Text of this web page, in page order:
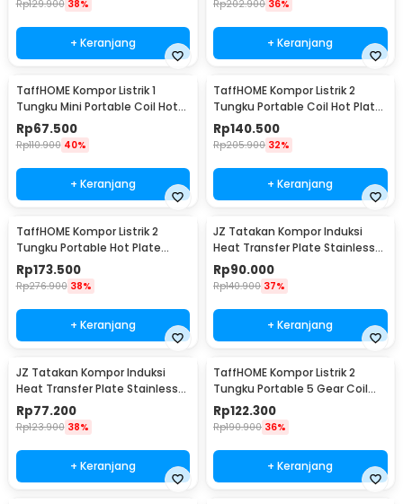
Rp129.900 38%
+ Keranjang
Rp202.900 36%
+ Keranjang
TaffHOME Kompor Listrik 1
Tungku Mini Portable Coil Hot
Plate 1000W - C1-1000-57
Rp67.500
Rp110.900 40%
+ Keranjang
TaffHOME Kompor Listrik 2
Tungku Portable Coil Hot Plate
2000W - C2-2000-05
Rp140.500
Rp205.900 32%
+ Keranjang
TaffHOME Kompor Listrik 2
Tungku Portable Hot Plate
2000W - H2-2000-04
Rp173.500
Rp276.900 38%
+ Keranjang
JZ Tatakan Kompor Induksi
Heat Transfer Plate Stainless
Steel 430 24cm - J-24
Rp90.000
Rp140.900 37%
+ Keranjang
JZ Tatakan Kompor Induksi
Heat Transfer Plate Stainless
Steel 430 20cm - J-20
Rp77.200
Rp123.900 38%
+ Keranjang
TaffHOME Kompor Listrik 2
Tungku Portable 5 Gear Coil
Hot Plate 2000W - C2-2000-20
Rp122.300
Rp190.900 36%
+ Keranjang